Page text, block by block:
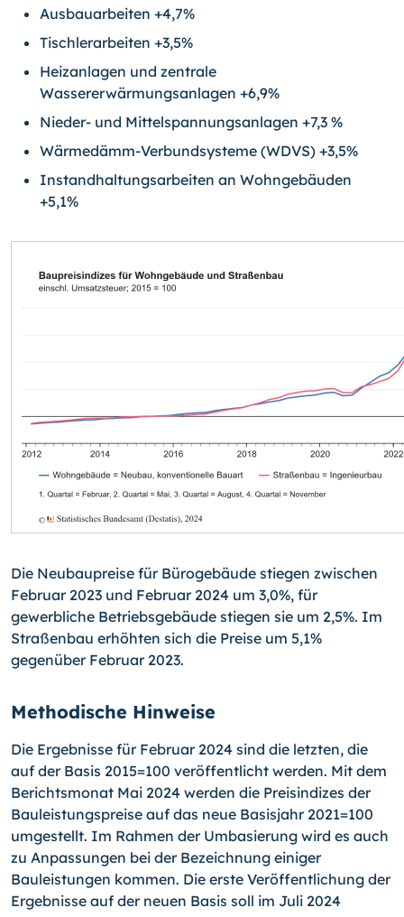
Ausbauarbeiten +4,7%
Tischlerarbeiten +3,5%
Heizanlagen und zentrale
Wassererwärmungsanlagen +6,9%
Nieder- und Mittelspannungsanlagen +7,3 %
Wärmedämm-Verbundsysteme (WDVS) +3,5%
Instandhaltungsarbeiten an Wohngebäuden
+5,1%
Die Neubaupreise für Bürogebäude stiegen zwischen
Februar 2023 und Februar 2024 um 3,0%, für
gewerbliche Betriebsgebäude stiegen sie um 2,5%. Im
Straßenbau erhöhten sich die Preise um 5,1%
gegenüber Februar 2023.
Methodische Hinweise
Die Ergebnisse für Februar 2024 sind die letzten, die
auf der Basis 2015=100 veröffentlicht werden. Mit dem
Berichtsmonat Mai 2024 werden die Preisindizes der
Bauleistungspreise auf das neue Basisjahr 2021=100
umgestellt. Im Rahmen der Umbasierung wird es auch
zu Anpassungen bei der Bezeichnung einiger
Bauleistungen kommen. Die erste Veröffentlichung der
Ergebnisse auf der neuen Basis soll im Juli 2024